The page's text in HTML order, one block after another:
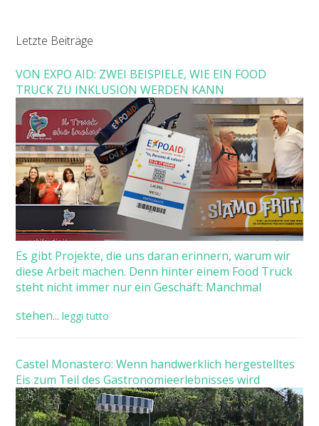
Letzte Beiträge
VON EXPO AID: ZWEI BEISPIELE, WIE EIN FOOD
TRUCK ZU INKLUSION WERDEN KANN
Es gibt Projekte, die uns daran erinnern, warum wir
diese Arbeit machen. Denn hinter einem Food Truck
steht nicht immer nur ein Geschäft: Manchmal
stehen... leggi tutto
Castel Monastero: Wenn handwerklich hergestelltes
Eis zum Teil des Gastronomieerlebnisses wird